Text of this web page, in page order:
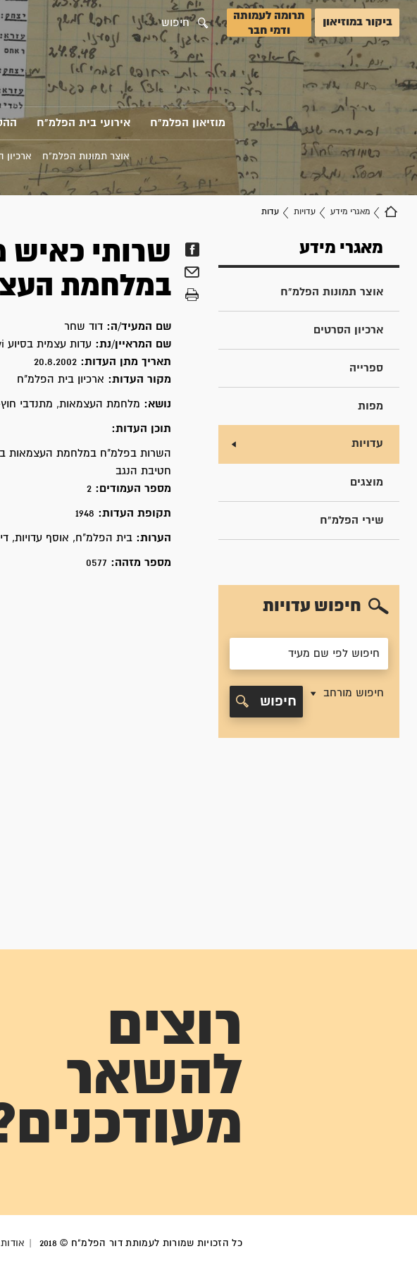
ביקור במוזיאון
תרומה לעמותה
ודמי חבר
חיפוש
מוזיאון הפלמ"ח אירועי בית הפלמ"ח
אוצר תמונות הפלמ"ח ארכיון
מאגרי מידע עדויות עדות
מאגרי מידע
אוצר תמונות הפלמ"ח
ארכיון הסרטים
ספרייה
מפות
עדויות
מוצגים
שירי הפלמ"ח
חיפוש עדויות
חיפוש מורחב
חיפוש
שרותי כאיש
במלחמת
שם המעיד/ה: דוד שחר
שם המראיין/נת: עדות עצמית בסיוע American Veterans for Israel-Avi
תאריך מתן העדות: 20.8.2002
מקור העדות: ארכיון בית הפלמ"ח
נושא: מלחמת העצמאות, מתנדבי
תוכן העדות:
השרות בפלמ"ח במלחמת העצמאות
חטיבת הנגב
מספר העמודים: 2
תקופת העדות: 1948
הערות: בית הפלמ"ח, אוסף עדויות,
מספר מזהה: 0577
רוצים
להשאר
כל הזכויות שמורות לעמותת דור הפלמ"ח © 2018 אודות